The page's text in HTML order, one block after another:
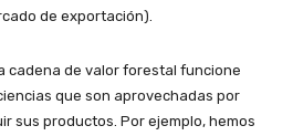
de exportación).
cadena de valor forestal funcione
que son aprovechadas por
sus productos. Por ejemplo, hemos